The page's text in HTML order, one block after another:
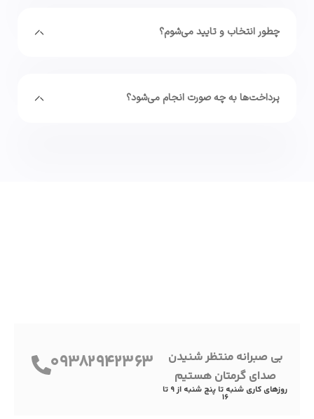
چطور انتخاب و تایید می‌شوم؟
پرداخت‌ها به چه صورت انجام می‌شود؟
بی صبرانه منتظر شنیدن
صدای گرمتان هستیم
روزهای کاری شنبه تا پنج شنبه از 9 تا
16
09382942363